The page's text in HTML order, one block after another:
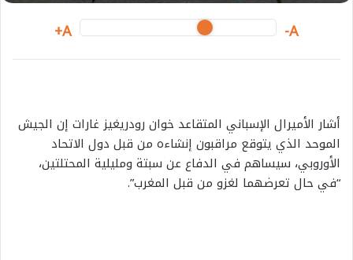
A-
A+
أشار الأميرال الإسباني المتقاعد خوان رودريغيز غارات إن الجيش
الموحد الذي يتوقع مراقبون إنشاءه من قبل دول الاتحاد
الأوروبي، سيساهم في الدفاع عن سبتة ومليلية المحتلتين،
“في حال تعرضهما لغزو من قبل المغرب”.